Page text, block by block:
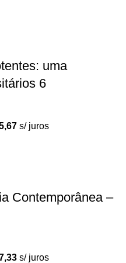
uma
6
s/ juros
Contemporânea –
s/ juros